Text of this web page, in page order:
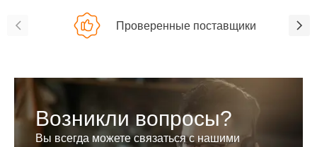
Проверенные поставщики
Возникли вопросы?
Вы всегда можете связаться с нашими